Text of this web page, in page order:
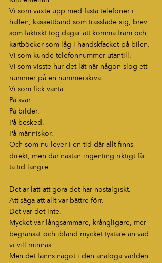
Vi som växte upp med fasta telefoner i
hallen, kassettband som trasslade sig, brev
som faktiskt tog dagar att komma fram och
kartböcker som låg i handskfacket på bilen.
Vi som kunde telefonnummer utantill.
Vi som visste hur det lät när någon slog ett
nummer på en nummerskiva.
Vi som fick vänta.
På svar.
På bilder.
På besked.
På människor.
Och som nu lever i en tid där allt finns
direkt, men där nästan ingenting riktigt får
ta tid längre.
Det är lätt att göra det här nostalgiskt.
Att säga att allt var bättre förr.
Det var det inte.
Mycket var långsammare, krångligare, mer
begränsat och ibland mycket tystare än vad
vi vill minnas.
Men det fanns något i den analoga världen